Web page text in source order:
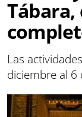
Tábara,
Las
diciembre al 6